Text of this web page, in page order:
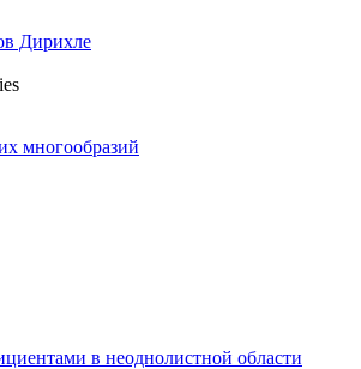
Дирихле
многообразий
в неоднолистной области